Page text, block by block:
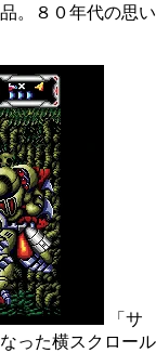
。８０年代の思い
「サ
った横スクロール